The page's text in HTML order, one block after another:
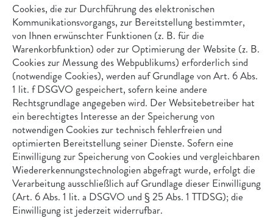
Cookies, die zur Durchführung des elektronischen
Kommunikationsvorgangs, zur Bereitstellung bestimmter,
von Ihnen erwünschter Funktionen (z. B. für die
Warenkorbfunktion) oder zur Optimierung der Website (z. B.
Cookies zur Messung des Webpublikums) erforderlich sind
(notwendige Cookies), werden auf Grundlage von Art. 6 Abs.
1 lit. f DSGVO gespeichert, sofern keine andere
Rechtsgrundlage angegeben wird. Der Websitebetreiber hat
ein berechtigtes Interesse an der Speicherung von
notwendigen Cookies zur technisch fehlerfreien und
optimierten Bereitstellung seiner Dienste. Sofern eine
Einwilligung zur Speicherung von Cookies und vergleichbaren
Wiedererkennungstechnologien abgefragt wurde, erfolgt die
Verarbeitung ausschließlich auf Grundlage dieser Einwilligung
(Art. 6 Abs. 1 lit. a DSGVO und § 25 Abs. 1 TTDSG); die
Einwilligung ist jederzeit widerrufbar.